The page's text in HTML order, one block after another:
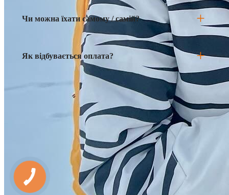
Чи можна їхати самому / самій?
Як відбувається оплата?
Петрос вже чекає 🏔
Два дні в Карпатах: вершина, садиба, баня,
барбекю та справжнє перезавантаження.